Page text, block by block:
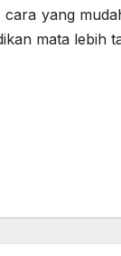
cara yang
mata lebih